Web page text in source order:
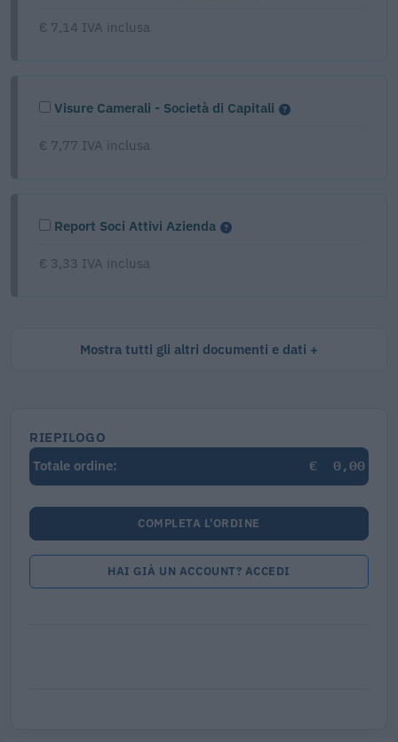
€ 7,14 IVA inclusa
Visure Camerali - Società di Capitali
€ 7,77 IVA inclusa
Report Soci Attivi Azienda
€ 3,33 IVA inclusa
Mostra tutti gli altri documenti e dati
RIEPILOGO
Totale ordine:
€ 0,00
COMPLETA L'ORDINE
HAI GIÀ UN ACCOUNT? ACCEDI